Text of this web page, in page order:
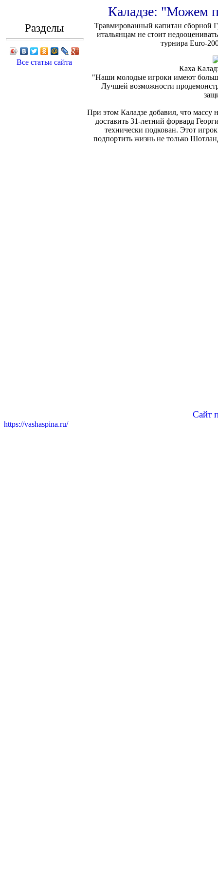
Каладзе: "Можем
Разделы
Все статьи сайта
Травмированный капитан сборной
итальянцам не стоит
турнира Euro-
Каха
"Наши молодые игроки имеют
Лучшей возможности
При этом Каладзе добавил, что массу
доставить 31-летний форвард
технически подкован. Этот
подпортить жизнь не только
Сайт
https://vashaspina.ru/